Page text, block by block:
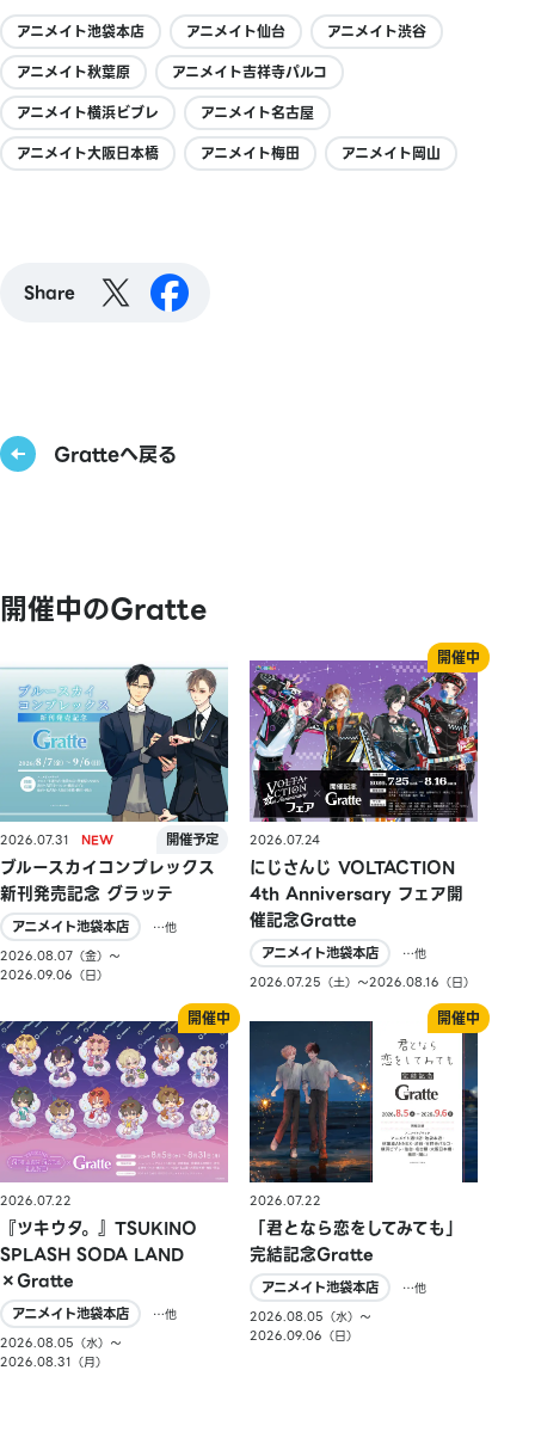
アニメイト池袋本店 アニメイト仙台
アニメイト渋谷
アニメイト秋葉原
アニメイト吉祥寺パルコ
アニメイト横浜ビブレ
アニメイト名古屋
アニメイト大阪日本橋
アニメイト梅田 アニメイト岡山
Share
Gratteへ戻る
開催中のGratte
2026.07.31
ブルースカイコンプレックス
新刊発売記念 グラッテ
アニメイト池袋本店
…他
2026.08.07（金）〜
2026.09.06（日）
2026.07.24
にじさんじ VOLTACTION
4th Anniversary フェア開
催記念Gratte
アニメイト池袋本店
…他
2026.07.25（土）〜2026.08.16（日）
2026.07.22
『ツキウタ。』TSUKINO
SPLASH SODA LAND
×Gratte
アニメイト池袋本店
…他
2026.08.05（水）〜
2026.08.31（月）
2026.07.22
「君となら恋をしてみても」
完結記念Gratte
アニメイト池袋本店
…他
2026.08.05（水）〜
2026.09.06（日）